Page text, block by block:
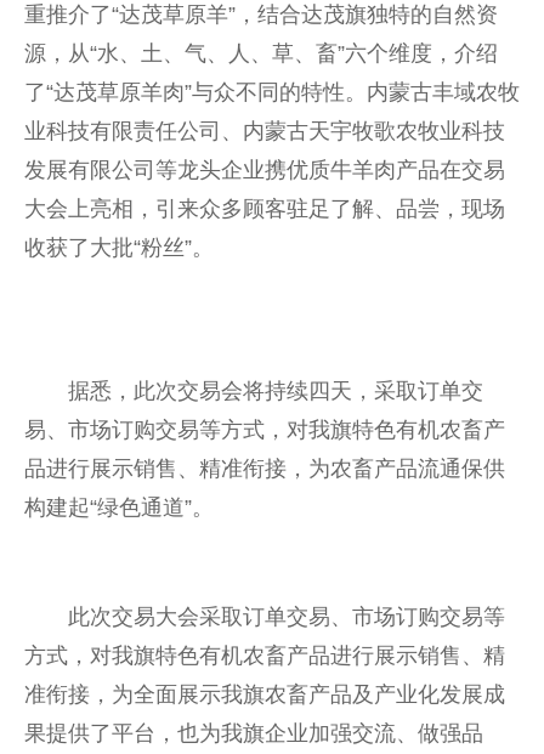
重推介了“达茂草原羊”，结合达茂旗独特的自然资
源，从“水、土、气、人、草、畜”六个维度，介绍
了“达茂草原羊肉”与众不同的特性。内蒙古丰域农牧
业科技有限责任公司、内蒙古天宇牧歌农牧业科技
发展有限公司等龙头企业携优质牛羊肉产品在交易
大会上亮相，引来众多顾客驻足了解、品尝，现场
收获了大批“粉丝”。
据悉，此次交易会将持续四天，采取订单交
易、市场订购交易等方式，对我旗特色有机农畜产
品进行展示销售、精准衔接，为农畜产品流通保供
构建起“绿色通道”。
此次交易大会采取订单交易、市场订购交易等
方式，对我旗特色有机农畜产品进行展示销售、精
准衔接，为全面展示我旗农畜产品及产业化发展成
果提供了平台 ，也为我旗企业加强交流、做强品